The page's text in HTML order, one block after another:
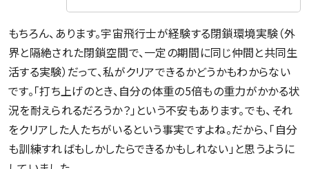
もちろん、あります。宇宙飛行士が経験する閉鎖環境実験（外
界と隔絶された閉鎖空間で、一定の期間に同じ仲間と共同生
活する実験）だって、私がクリアできるかどうかもわからない
です。「打ち上げのとき、自分の体重の5倍もの重力がかかる状
況を耐えられるだろうか？」という不安もあります。でも、それ
をクリアした人たちがいるという事実ですよね。だから、「自分
も訓練すればもしかしたらできるかもしれない」と思うように